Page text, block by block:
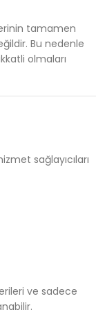
tamamen
Bu nedenle
olmaları
sağlayıcıları
ve sadece